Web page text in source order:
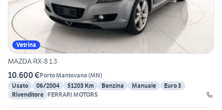
Vetrina
MAZDA RX-8 1.3
10.600 €Porto Mantovano(MN)
Usato
06/2004 51203 Km Benzina Manuale
Euro 3
Rivenditore FERRARI MOTORS